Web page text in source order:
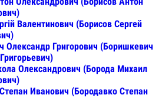
Валентинович (Борисов Сергей
Олександр Григорович (Боришкевич
Олександрович (Борода Михаил
Иванович (Бородавко Степан